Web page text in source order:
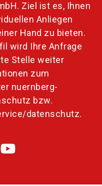
Ziel ist es, Ihnen
Anliegen
Hand zu bieten.
wird Ihre Anfrage
Stelle weiter
zum
nuernberg-
bzw.
datenschutz.